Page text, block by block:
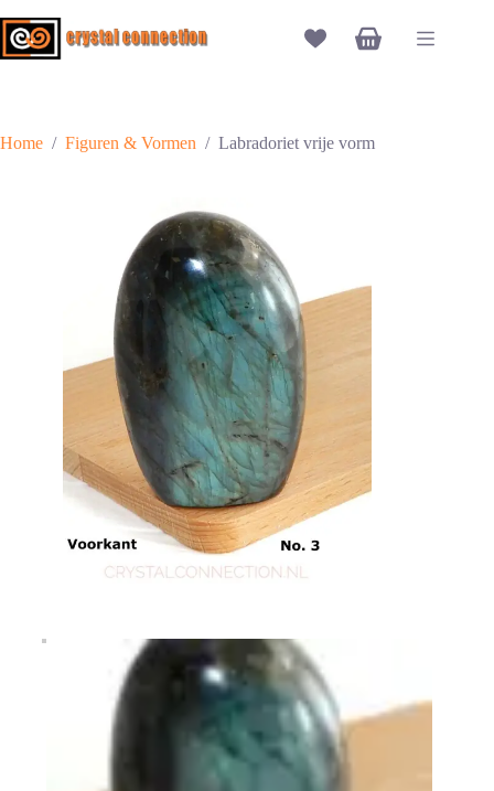
naar
de
Winkelwagen
Home / Figuren & Vormen / Labradoriet vrije vorm